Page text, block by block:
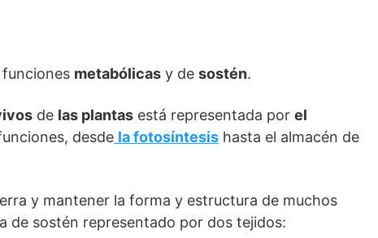
metabólicas y de sostén.
de las plantas está representada por el
desde la fotosíntesis hasta el almacén de
y mantener la forma y estructura de muchos
de sostén representado por dos tejidos: